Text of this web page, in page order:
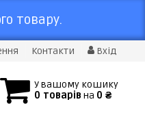
товару.
Контакти Вхід
У вашому кошику
0 товарів на 0 ₴